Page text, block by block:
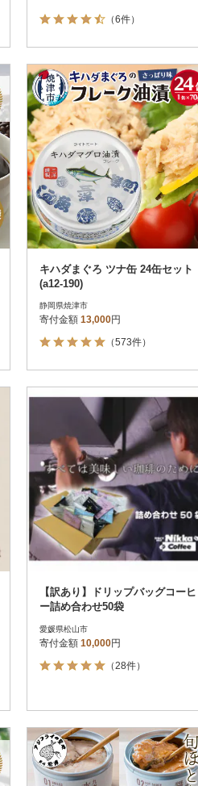
（6件）
キハダまぐろ ツナ缶 24缶セット
(a12-190)
静岡県焼津市
寄付金額 13,000円
（573件）
【訳あり】ドリップバッグコーヒ
ー詰め合わせ50袋
愛媛県松山市
寄付金額 10,000円
（28件）